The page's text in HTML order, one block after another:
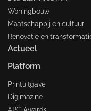
Woningbouw
Maatschappij en cultuur
Renovatie en
Actueel
Platform
Printuitgave
Digimazine